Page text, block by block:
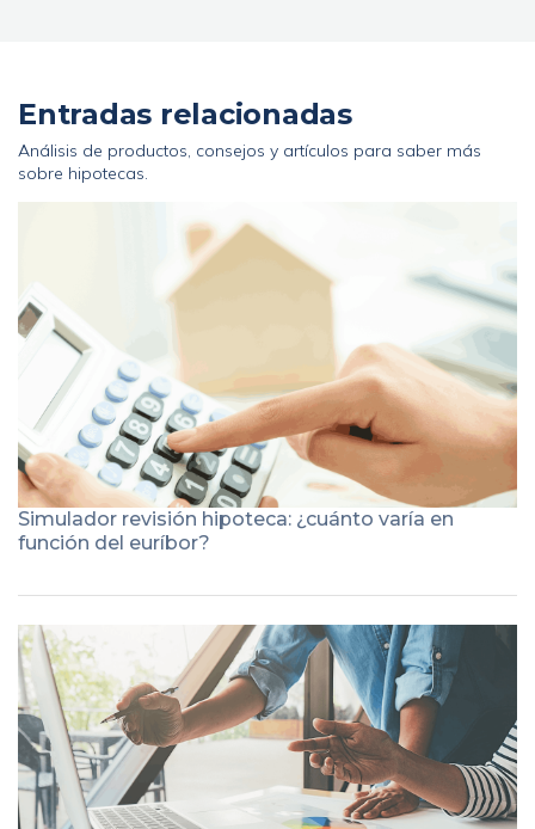
Entradas relacionadas
Análisis de productos, consejos y artículos para saber más
sobre hipotecas.
Simulador revisión hipoteca: ¿cuánto varía en
función del euríbor?